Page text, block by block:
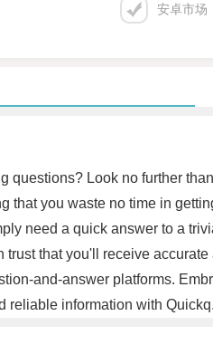
安卓市场
questions? Look no further
that you waste no time in
need a quick answer to a
that you'll receive
and-answer platforms.
reliable information with